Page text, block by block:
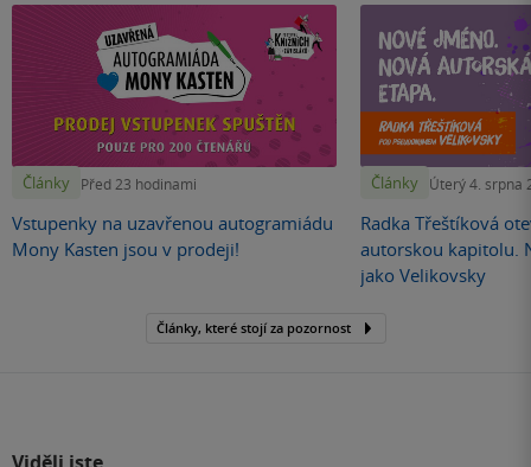
Články Před 23 hodinami
Vstupenky na uzavřenou autogramiádu
Mony Kasten jsou v prodeji!
Články Úterý 4. srpna
Radka Třeštíková
autorskou kapitolu.
jako Velikovsky
Články, které stojí za pozornost